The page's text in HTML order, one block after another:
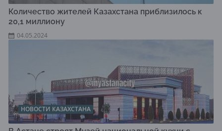
Количество жителей Казахстана приблизилось к
20,1 миллиону
04.05.2024
НОВОСТИ КАЗАХСТАНА